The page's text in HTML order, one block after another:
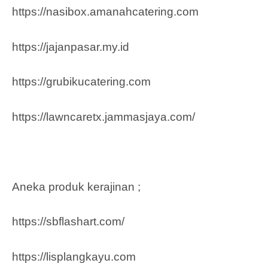
https://nasibox.amanahcatering.com
https://jajanpasar.my.id
https://grubikucatering.com
https://lawncaretx.jammasjaya.com/
Aneka produk kerajinan ;
https://sbflashart.com/
https://lisplangkayu.com